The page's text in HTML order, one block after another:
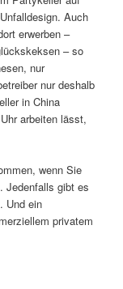
Auch
erwerben –
– so
nur
nur deshalb
in China
arbeiten lässt,
wenn Sie
Jedenfalls gibt es
Und ein
privatem